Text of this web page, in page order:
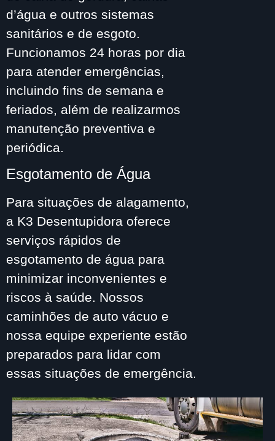
d’água e outros sistemas
sanitários e de esgoto.
Funcionamos 24 horas por dia
para atender emergências,
incluindo fins de semana e
feriados, além de realizarmos
manutenção preventiva e
periódica.
Esgotamento de Água
Para situações de alagamento,
a K3 Desentupidora oferece
serviços rápidos de
esgotamento de água para
minimizar inconvenientes e
riscos à saúde. Nossos
caminhões de auto vácuo e
nossa equipe experiente estão
preparados para lidar com
essas situações de emergência.